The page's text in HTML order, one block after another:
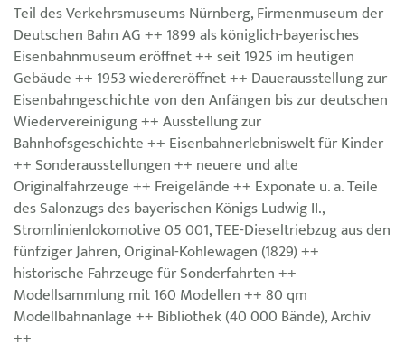
Teil des Verkehrsmuseums Nürnberg, Firmenmuseum der
Deutschen Bahn AG ++ 1899 als königlich-bayerisches
Eisenbahnmuseum eröffnet ++ seit 1925 im heutigen
Gebäude ++ 1953 wiedereröffnet ++ Dauerausstellung zur
Eisenbahngeschichte von den Anfängen bis zur deutschen
Wiedervereinigung ++ Ausstellung zur
Bahnhofsgeschichte ++ Eisenbahnerlebniswelt für Kinder
++ Sonderausstellungen ++ neuere und alte
Originalfahrzeuge ++ Freigelände ++ Exponate u. a. Teile
des Salonzugs des bayerischen Königs Ludwig II.,
Stromlinienlokomotive 05 001, TEE-Dieseltriebzug aus den
fünfziger Jahren, Original-Kohlewagen (1829) ++
historische Fahrzeuge für Sonderfahrten ++
Modellsammlung mit 160 Modellen ++ 80 qm
Modellbahnanlage ++ Bibliothek (40 000 Bände), Archiv
++